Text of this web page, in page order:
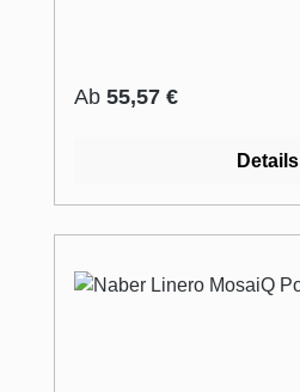
Regulärer Preis:
Ab 55,57 €
Details